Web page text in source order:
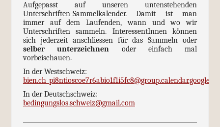
Aufgepasst auf unseren untenstehenden
Unterschriften-Sammelkalender. Damit ist man
immer auf dem Laufenden, wann und wo wir
Unterschriften sammeln. InteressentInnen können
sich jederzeit anschliessen für das Sammeln oder
selber unterzeichnen oder einfach mal
vorbeischauen.
In der Westschweiz:
In der Deutschschweiz:
bedingungslos.schweiz@gmail.com